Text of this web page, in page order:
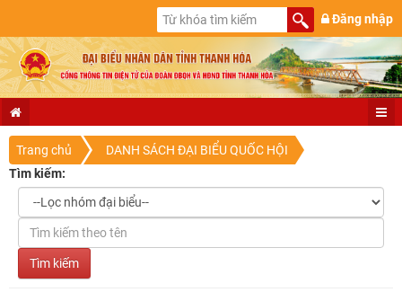
Đăng nhập
Trang chủ
DANH SÁCH ĐẠI BIỂU QUỐC HỘI
Tìm kiếm: